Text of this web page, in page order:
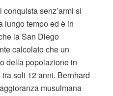
senz’armi si
lungo tempo ed è in
la San Diego
calcolato che un
della popolazione in
soli 12 anni. Bernhard
musulmana